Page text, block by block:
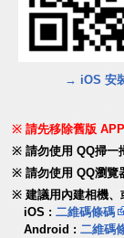
→ iOS 安
請先移除舊版
請勿使用 QQ掃一
請勿使用 QQ瀏覽
建議用內建相機、
iOS :二維碼條碼
Android :二維碼